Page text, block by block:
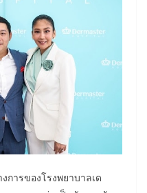
การของโรงพยาบาลเด